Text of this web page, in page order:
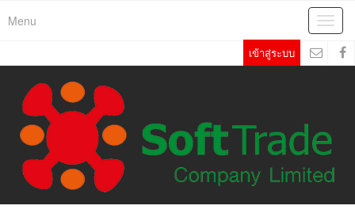
Menu
เข้าสู่ระบบ